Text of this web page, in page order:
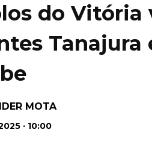
do Vitória
MOTA
· 10:00